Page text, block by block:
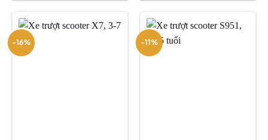
-16% -11%